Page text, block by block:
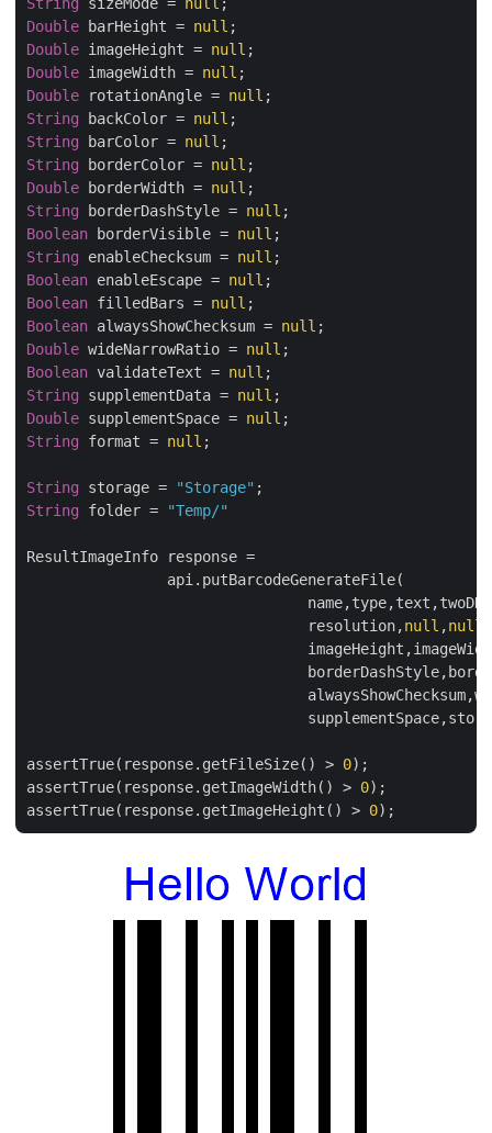
Double barHeight = null
Double imageHeight = null
Double imageWidth = null
Double rotationAngle = null
String backColor = null
String barColor = null
String borderColor = null
Double borderWidth = null
String borderDashStyle = null
Boolean borderVisible = null
String enableChecksum = null
Boolean enableEscape = null
Boolean filledBars = null
Boolean alwaysShowChecksum = null
Double wideNarrowRatio = null
Boolean validateText = null
String supplementData = null
Double supplementSpace = null
String format = null ;
String storage = "Storage"
String folder = "Temp/"
ResultImageInfo response =
				resolution,
null ,null
assertTrue(response.getFileSize() > 0);
assertTrue(response.getImageWidth() > 0);
assertTrue(response.getImageHeight() > 0